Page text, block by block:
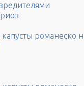
романеско